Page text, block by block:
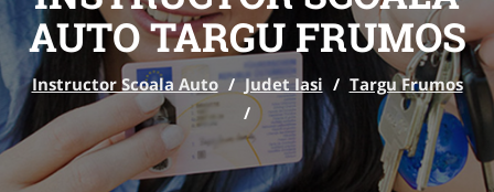
AUTO TARGU FRUMOS
Instructor Scoala Auto / Judet Iasi / Targu Frumos
/